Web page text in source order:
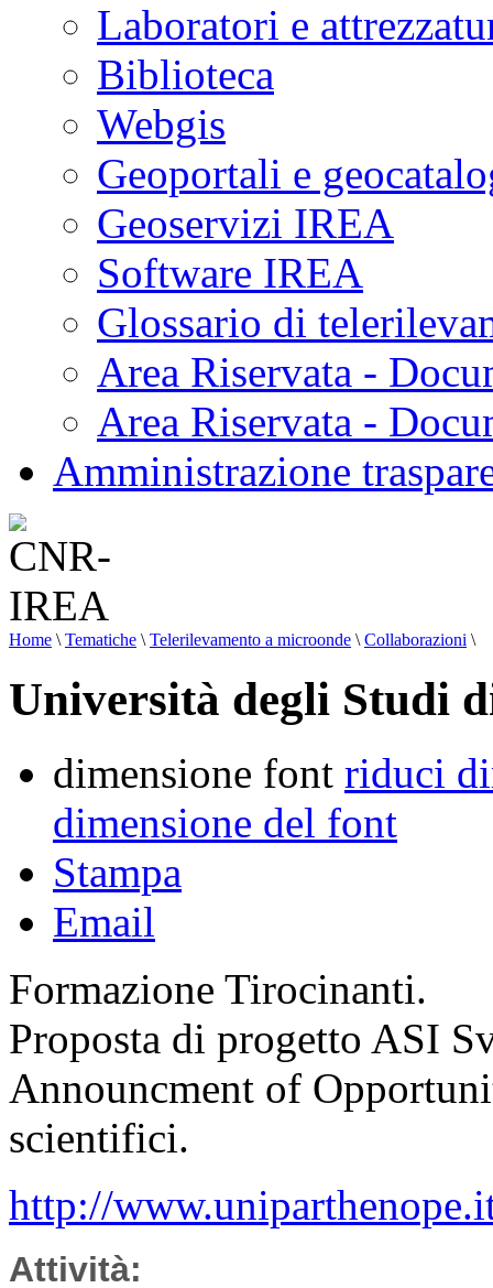
Laboratori e
Biblioteca
Webgis
Geoportali e
Geoservizi IREA
Software IREA
Glossario di
Area Riservata -
Area Riservata -
Amministrazione
Home \ Tematiche \ Telerilevamento a microonde \ Collaborazioni \
Università degli Studi
dimensione font riduci
dimensione del font
Stampa
Email
Formazione Tirocinanti.
Proposta di progetto ASI
Announcment of
scientifici.
http://
Attività: